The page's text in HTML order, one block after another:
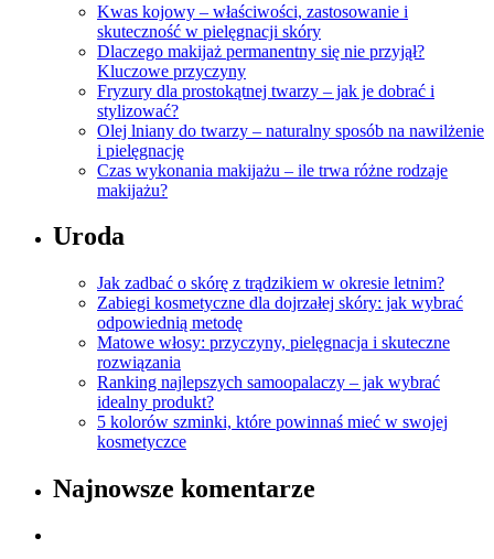
Kwas kojowy – właściwości, zastosowanie i
skuteczność w pielęgnacji skóry
Dlaczego makijaż permanentny się nie przyjął?
Kluczowe przyczyny
Fryzury dla prostokątnej twarzy – jak je dobrać i
stylizować?
Olej lniany do twarzy – naturalny sposób na nawilżenie
i pielęgnację
Czas wykonania makijażu – ile trwa różne rodzaje
makijażu?
Uroda
Jak zadbać o skórę z trądzikiem w okresie letnim?
Zabiegi kosmetyczne dla dojrzałej skóry: jak wybrać
odpowiednią metodę
Matowe włosy: przyczyny, pielęgnacja i skuteczne
rozwiązania
Ranking najlepszych samoopalaczy – jak wybrać
idealny produkt?
5 kolorów szminki, które powinnaś mieć w swojej
kosmetyczce
Najnowsze komentarze